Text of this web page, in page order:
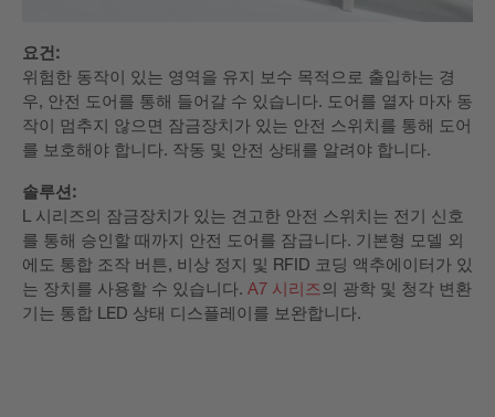
요건:
위험한 동작이 있는 영역을 유지 보수 목적으로 출입하는 경
우, 안전 도어를 통해 들어갈 수 있습니다. 도어를 열자 마자 동
작이 멈추지 않으면 잠금장치가 있는 안전 스위치를 통해 도어
를 보호해야 합니다. 작동 및 안전 상태를 알려야 합니다.
솔루션:
L 시리즈의 잠금장치가 있는 견고한 안전 스위치는 전기 신호
를 통해 승인할 때까지 안전 도어를 잠급니다. 기본형 모델 외
에도 통합 조작 버튼, 비상 정지 및 RFID 코딩 액추에이터가 있
는 장치를 사용할 수 있습니다. A7 시리즈의 광학 및 청각 변환
기는 통합 LED 상태 디스플레이를 보완합니다.